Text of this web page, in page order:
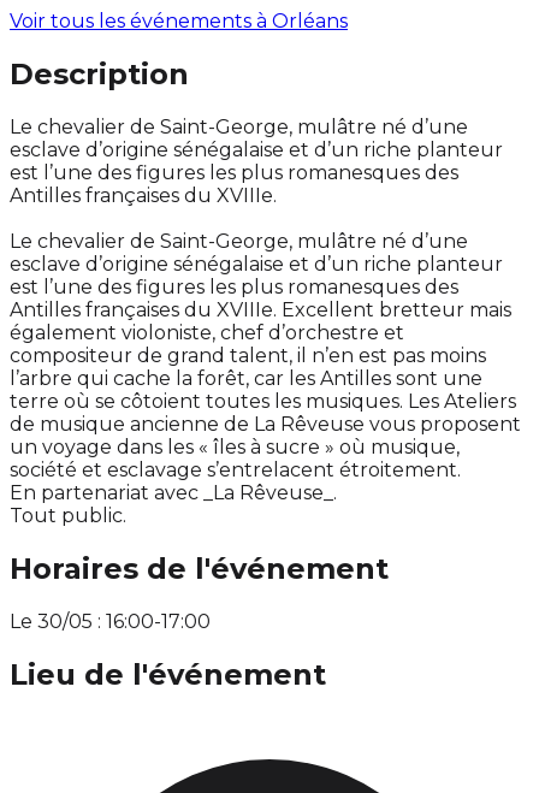
Voir tous les événements à Orléans
Description
Le chevalier de Saint-George, mulâtre né d’une
esclave d’origine sénégalaise et d’un riche planteur
est l’une des figures les plus romanesques des
Antilles françaises du XVIIIe.
Le chevalier de Saint-George, mulâtre né d’une
esclave d’origine sénégalaise et d’un riche planteur
est l’une des figures les plus romanesques des
Antilles françaises du XVIIIe. Excellent bretteur mais
également violoniste, chef d’orchestre et
compositeur de grand talent, il n’en est pas moins
l’arbre qui cache la forêt, car les Antilles sont une
terre où se côtoient toutes les musiques. Les Ateliers
de musique ancienne de La Rêveuse vous proposent
un voyage dans les « îles à sucre » où musique,
société et esclavage s’entrelacent étroitement.
En partenariat avec _La Rêveuse_.
Tout public.
Horaires de l'événement
Le 30/05 : 16:00-17:00
Lieu de l'événement